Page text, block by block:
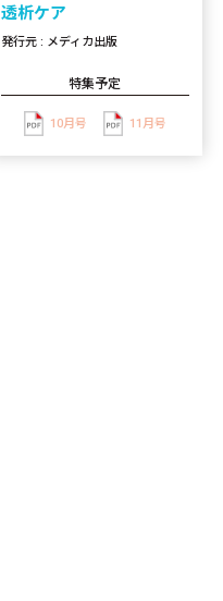
透析ケア
発行元 : メディカ出版
特集予定
10月号 11月号